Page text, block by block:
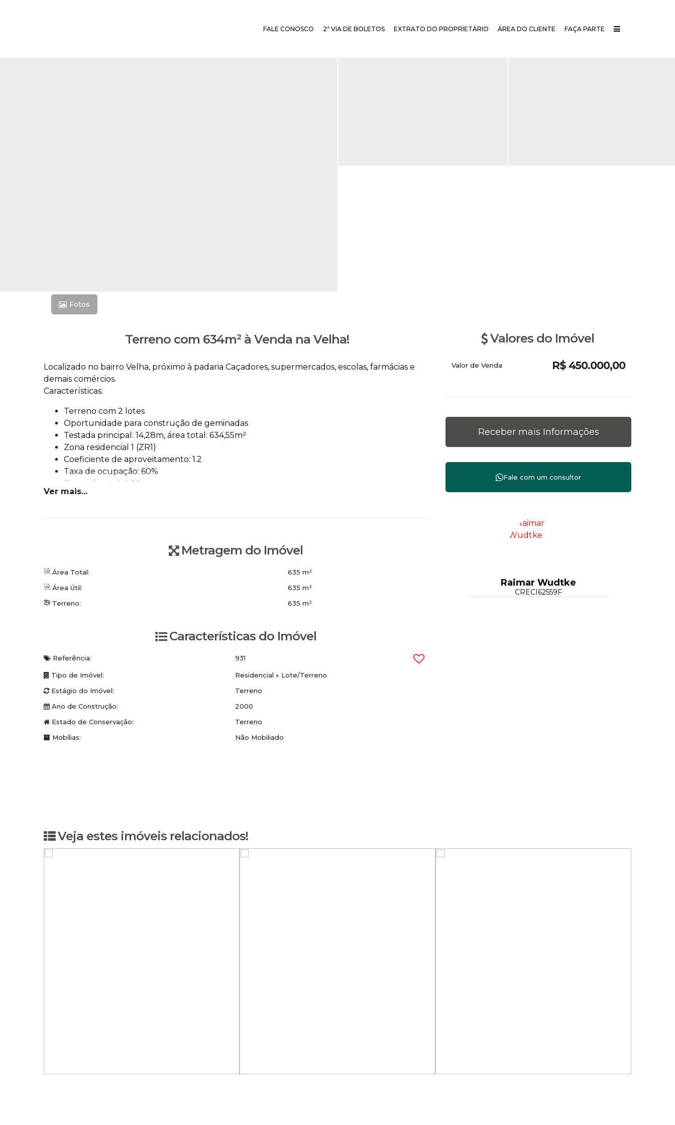
FAÇA PARTE
ÁREA DO CLIENTE
EXTRATO DO PROPRIETÁRIO
2ª VIA DE BOLETOS
FALE CONOSCO
Fotos
Terreno com 634m² à Venda na Velha!
Localizado no bairro Velha, próximo à padaria Caçadores, supermercados, escolas, farmácias e
demais comércios.
Características:
Terreno com 2 lotes
Oportunidade para construção de geminadas
Testada principal: 14,28m, área total: 634,55m²
Zona residencial 1 (ZR1)
Coeficiente de aproveitamento: 1.2
Taxa de ocupação: 60%
Recuo frontal: 4,00m
WhatsApp/Plantão: (47) 3336-4434
Ver mais...
Metragem do Imóvel
Área Total:
635 m²
Área Útil:
635 m²
Terreno:
635 m²
Características do Imóvel
Referência: 931
Tipo de Imóvel: Residencial » Lote/Terreno
Estágio do Imóvel:
Terreno
Ano de Construção:
2000
Estado de Conservação:
Terreno
Mobílias:
Não Mobiliado
Valores do Imóvel
R$ 450.000,00
Valor de Venda
Raimar Wudtke
CRECI62559F
Veja estes imóveis relacionados!